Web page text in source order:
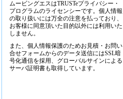
ムービングエスはTRUSTeプライバシー・
プログラムのライセンシーです。個人情報
の取り扱いには万全の注意を払っており、
お客様に同意頂いた目的以外には利用いた
しません。
また、個人情報保護のためお見積・お問い
合せフォームからのデータ送信にはSSL暗
号化通信を採用、グローバルサインによる
サーバ証明書も取得しています。